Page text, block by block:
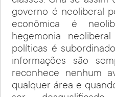
governo é neoliberal
econômica é
hegemonia
políticas é
informações são
reconhece nenhum
qualquer área e